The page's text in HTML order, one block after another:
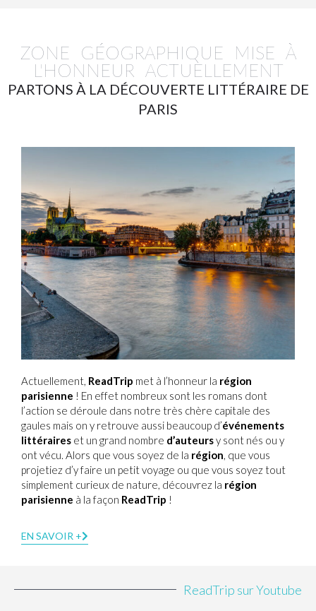
ZONE GÉOGRAPHIQUE MISE À
L'HONNEUR ACTUELLEMENT
PARTONS À LA DÉCOUVERTE LITTÉRAIRE DE
PARIS
Actuellement, ReadTrip met à l’honneur la région
parisienne ! En effet nombreux sont les romans dont
l’action se déroule dans notre très chère capitale des
gaules mais on y retrouve aussi beaucoup d’événements
littéraires et un grand nombre d’auteursy sont nés ou y
ont vécu. Alors que vous soyez de la région , que vous
projetiez d’y faire un petit voyage ou que vous soyez tout
simplement curieux de nature, découvrez la région
parisienne à la façon ReadTrip !
EN SAVOIR +
ReadTrip sur Youtube